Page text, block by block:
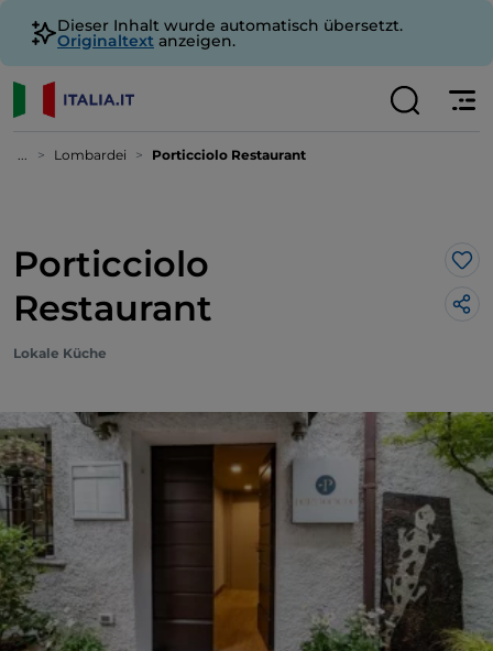
Dieser Inhalt wurde automatisch übersetzt.
Originaltext anzeigen.
... Lombardei Porticciolo Restaurant
Porticciolo
Restaurant
Lokale Küche